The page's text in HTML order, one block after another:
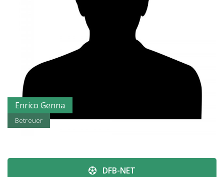
Enrico Genna
Betreuer
DFB-NET